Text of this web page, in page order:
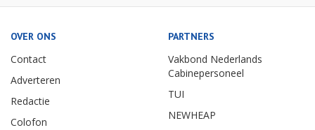
OVER ONS
Contact
Adverteren
Redactie
Colofon
PARTNERS
Vakbond Nederlands
Cabinepersoneel
TUI
NEWHEAP